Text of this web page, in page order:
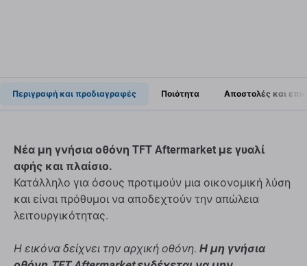
Περιγραφή και προδιαγραφές Ποιότητα Αποστολές και
Νέα μη γνήσια οθόνη TFT Aftermarket με γυαλί
αφής και πλαίσιο.
Κατάλληλο για όσους προτιμούν μια οικονομική λύση
και είναι πρόθυμοι να αποδεχτούν την απώλεια
λειτουργικότητας.
Η εικόνα δείχνει την αρχική οθόνη. Η μη γνήσια